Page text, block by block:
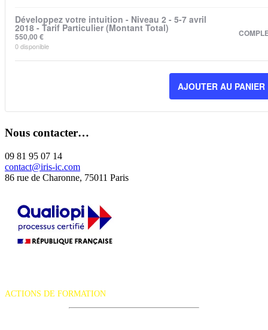
Développez votre intuition - Niveau 2 - 5-7 avril
2018 - Tarif Particulier (Montant Total)
550,00 €
0disponible
AJOUTER AU PANIER
Nous contacter…
09 81 95 07 14
contact@iris-ic.com
86 rue de Charonne, 75011 Paris
ACTIONS DE FORMATION